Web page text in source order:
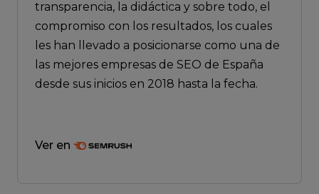
transparencia, la didáctica y sobre todo, el
compromiso con los resultados, los cuales
les han llevado a posicionarse como una de
las mejores empresas de SEO de España
desde sus inicios en 2018 hasta la fecha.
Ver en